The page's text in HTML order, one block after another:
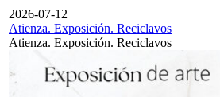
2026-07-12
Atienza. Exposición. Reciclavos
Atienza. Exposición. Reciclavos